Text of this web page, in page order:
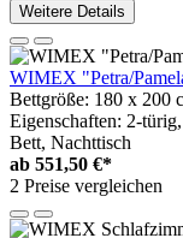
Weitere Details
WIMEX "Petra/
Bettgröße: 180 x 200
Eigenschaften: 2-
Bett, Nachttisch
ab 551,50 €*
2 Preise vergleichen